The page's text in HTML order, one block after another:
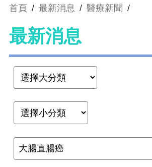
首頁 / 最新消息 / 醫療新聞 /
最新消息